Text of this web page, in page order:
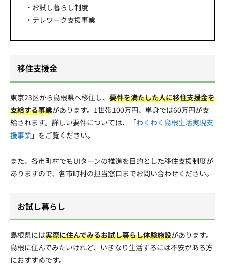
・お試し暮らし制度
・テレワーク支援事業
移住支援金
東京23区から島根県へ移住し、 要件を満たした人に移住支援金を
支給する事業があります。1世帯100万円、単身では60万円が支
給されます。詳しい要件については、「わくわく島根生活実現支
援事業」をご覧ください。
また、各市町村でもUIターンの推進を目的とした移住支援制度が
ありますので、各市町村の担当窓口までお問い合わせください。
お試し暮らし
島根県には実際に住んでみるお試し暮らし体験施設があります。
島根に住んでみたいけれど、いきなり生活するには不安がある方
におすすめです。